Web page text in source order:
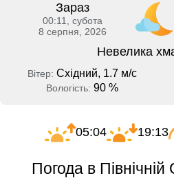
Зараз
00:11, субота
8 серпня, 2026
Невелика
Вітер: Східний, 1.7 м/с
Вологість: 90 %
05:04 19:13
Погода в Північній